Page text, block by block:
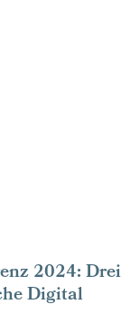
2024: Drei
Digital